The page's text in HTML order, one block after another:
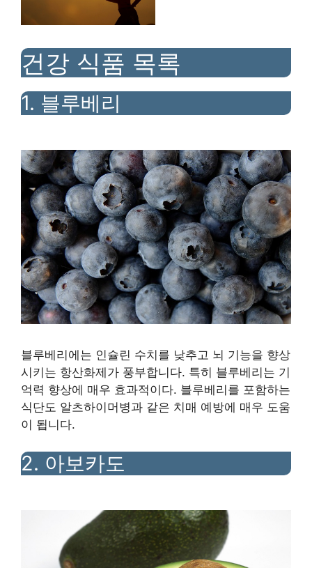
건강 식품 목록
1. 블루베리
블루베리에는 인슐린 수치를 낮추고 뇌 기능을 향상
시키는 항산화제가 풍부합니다. 특히 블루베리는 기
억력 향상에 매우 효과적이다. 블루베리를 포함하는
식단도 알츠하이머병과 같은 치매 예방에 매우 도움
이 됩니다.
2. 아보카도